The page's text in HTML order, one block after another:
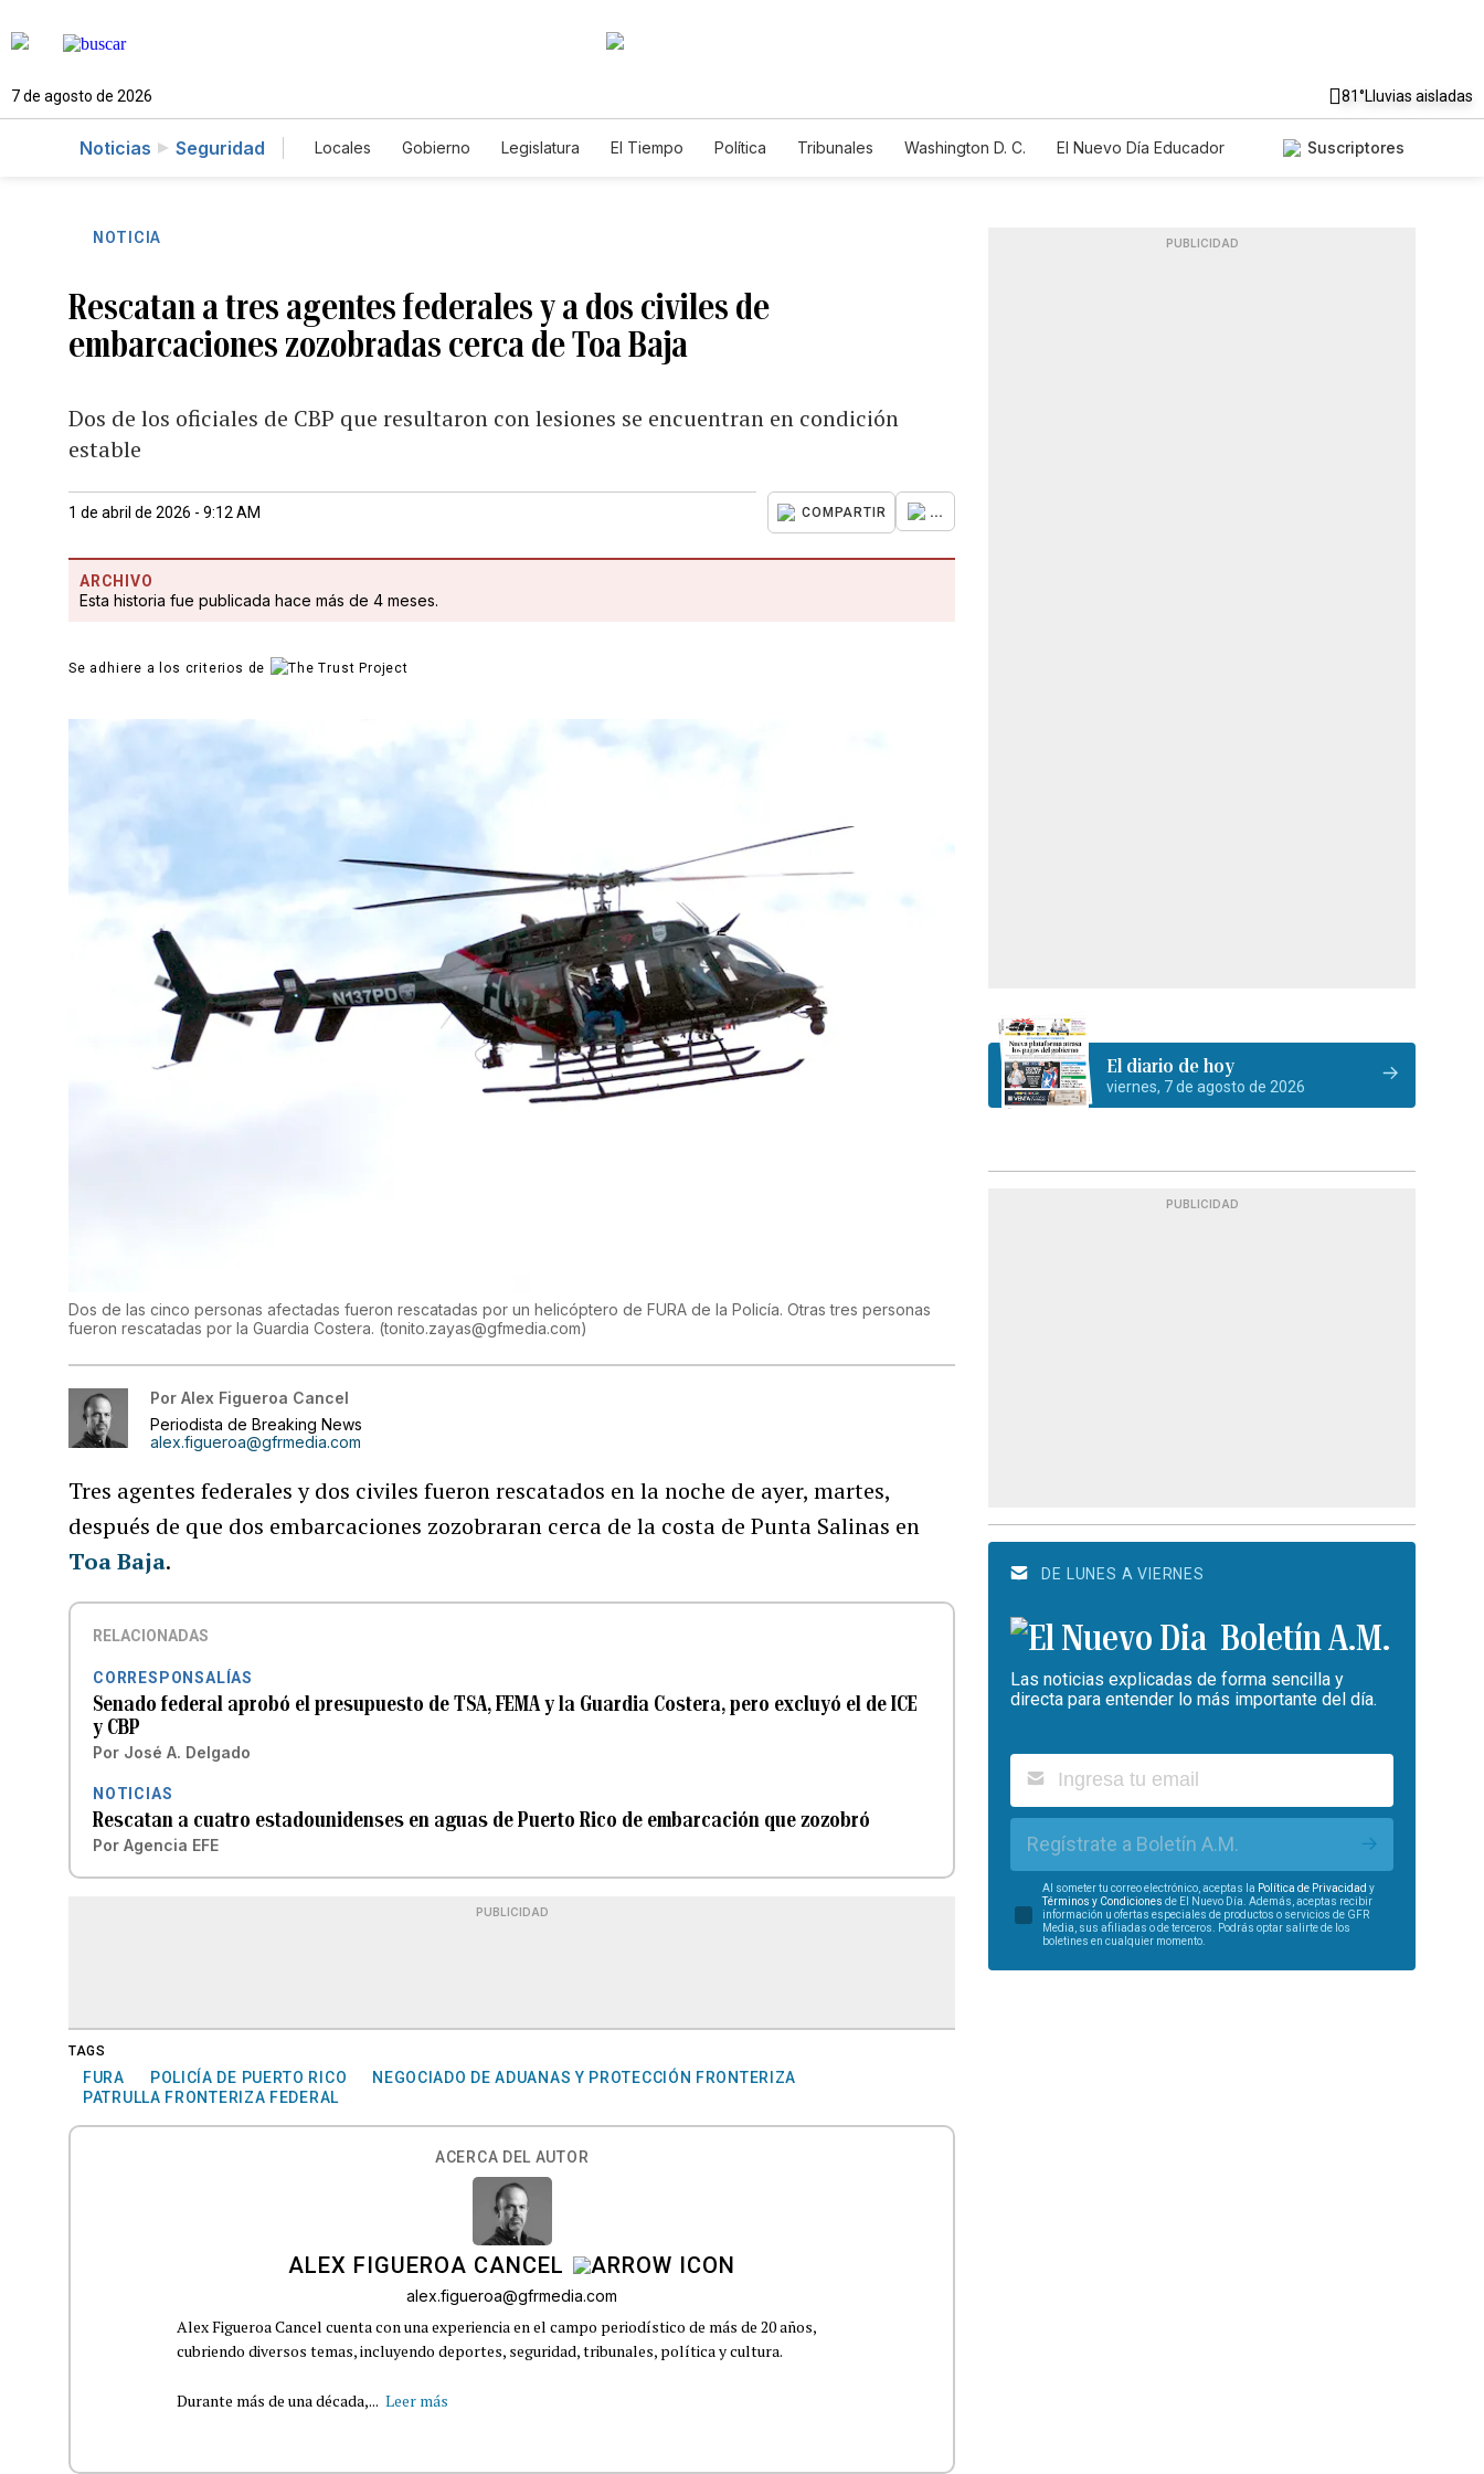
7 de agosto de 2026 81°Lluvias aisladas
Noticias Seguridad Locales Gobierno Legislatura El Tiempo Política Tribunales Washington D. C.
El Nuevo Día Educador
Suscriptores
NOTICIA
Rescatan a tres agentes federales y a dos civiles de
embarcaciones zozobradas cerca de Toa Baja
Dos de los oficiales de CBP que resultaron con lesiones se encuentran en condición
estable
1 de abril de 2026 - 9:12 AM COMPARTIR ...
ARCHIVO
Esta historia fue publicada hace más de 4 meses.
Se adhiere a los criterios de
Dos de las cinco personas afectadas fueron rescatadas por un helicóptero de FURA de la Policía. Otras tres personas
fueron rescatadas por la Guardia Costera. (tonito.zayas@gfmedia.com)
Por Alex Figueroa Cancel
Periodista de Breaking News
alex.figueroa@gfrmedia.com
Tres agentes federales y dos civiles fueron rescatados en la noche de ayer, martes,
después de que dos embarcaciones zozobraran cerca de la costa de Punta Salinas en
Toa Baja.
RELACIONADAS
CORRESPONSALÍAS
Senado federal aprobó el presupuesto de TSA, FEMA y la Guardia Costera, pero excluyó el de ICE
y CBP
Por José A. Delgado
NOTICIAS
Rescatan a cuatro estadounidenses en aguas de Puerto Rico de embarcación que zozobró
Por Agencia EFE
PUBLICIDAD
TAGS
FURA POLICÍA DE PUERTO RICO
NEGOCIADO DE ADUANAS Y PROTECCIÓN FRONTERIZA
PATRULLA FRONTERIZA FEDERAL
ACERCA DEL AUTOR
ALEX FIGUEROA CANCEL
alex.figueroa@gfrmedia.com
Alex Figueroa Cancel cuenta con una experiencia en el campo periodístico de más de 20 años,
cubriendo diversos temas, incluyendo deportes, seguridad, tribunales, política y cultura.
Durante más de una década,... Leer más
PUBLICIDAD
El diario de hoy
viernes, 7 de agosto de 2026
PUBLICIDAD
DE LUNES A VIERNES
Boletín A.M.
Las noticias explicadas de forma sencilla y
directa para entender lo más importante del día.
Regístrate a Boletín A.M.
Al someter tu correo electrónico, aceptas la Política de Privacidad y
Términos y Condiciones de El Nuevo Día. Además, aceptas recibir
información u ofertas especiales de productos o servicios de GFR
Media, sus afiliadas o de terceros. Podrás optar salirte de los
boletines en cualquier momento.